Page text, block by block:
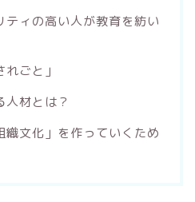
ティの高い人が教育を紡い
ごと」
材とは？
織文化」を作っていくため